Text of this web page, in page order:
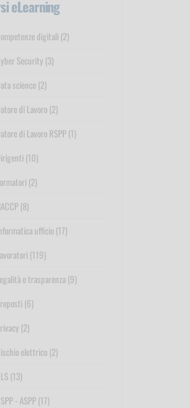
eLearning
digitali (2)
Security (3)
science (2)
di Lavoro (2)
di Lavoro RSPP (1)
(10)
(2)
(8)
ufficio (17)
(119)
e trasparenza (9)
(6)
(2)
elettrico (2)
(13)
- ASPP (17)